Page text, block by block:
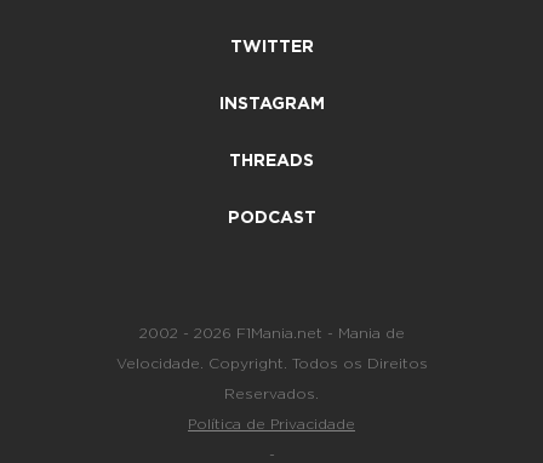
TWITTER
INSTAGRAM
THREADS
PODCAST
2002 - 2026 F1Mania.net - Mania de
Velocidade. Copyright. Todos os Direitos
Reservados.
Política de Privacidade
-